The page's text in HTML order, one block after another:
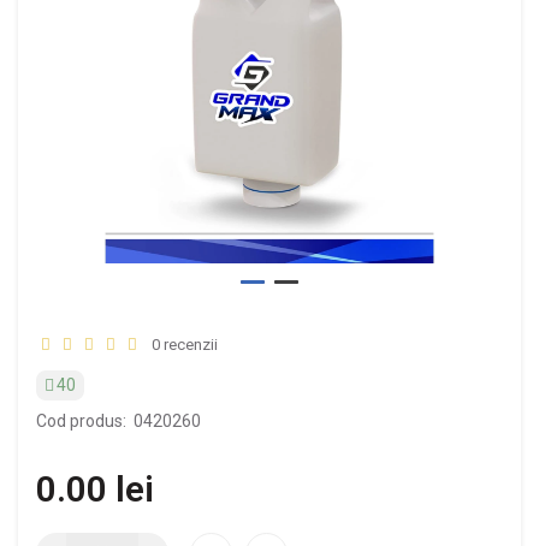
0 recenzii
40
Cod produs: 0420260
0.00 lei